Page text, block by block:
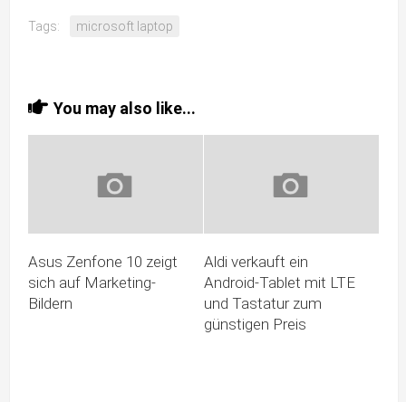
Tags: microsoft laptop
You may also like...
Asus Zenfone 10 zeigt
sich auf Marketing-
Bildern
Aldi verkauft ein
Android-Tablet mit LTE
und Tastatur zum
günstigen Preis